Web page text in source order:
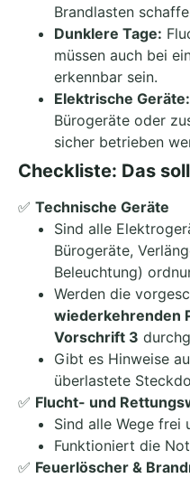
Brandlasten
Dunklere Tage:
müssen auch bei
erkennbar sein.
Elektrische Geräte:
Bürogeräte oder
sicher betrieben
Checkliste: Das
✅ Technische Geräte
Sind alle
Bürogeräte,
Beleuchtung)
Werden die
wiederkehrenden
Vorschrift 3
Gibt es Hinweise
überlastete
✅ Flucht- und
Sind alle Wege frei
Funktioniert die
✅ Feuerlöscher &